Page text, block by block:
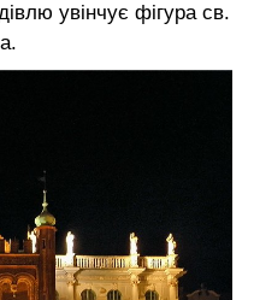
увінчує фігура св.